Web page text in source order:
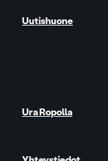
Uutishuone
Ura Ropolla